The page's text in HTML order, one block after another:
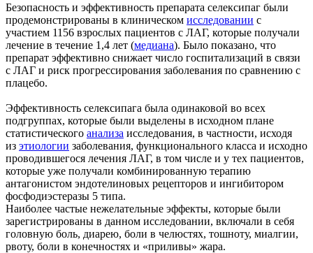
Безопасность и эффективность препарата селексипаг были
продемонстрированы в клиническом исследовании с
участием 1156 взрослых пациентов с ЛАГ, которые получали
лечение в течение 1,4 лет (медиана). Было показано, что
препарат эффективно снижает число госпитализаций в связи
с ЛАГ и риск прогрессирования заболевания по сравнению с
плацебо.
Эффективность селексипага была одинаковой во всех
подгруппах, которые были выделены в исходном плане
статистического анализа исследования, в частности, исходя
из этиологии заболевания, функционального класса и исходно
проводившегося лечения ЛАГ, в том числе и у тех пациентов,
которые уже получали комбинированную терапию
антагонистом эндотелиновых рецепторов и ингибитором
фосфодиэстеразы 5 типа.
Наиболее частые нежелательные эффекты, которые были
зарегистрированы в данном исследовании, включали в себя
головную боль, диарею, боли в челюстях, тошноту, миалгии,
рвоту, боли в конечностях и «приливы» жара.